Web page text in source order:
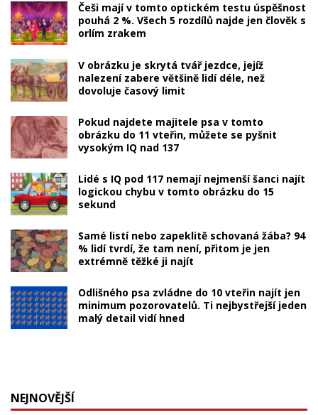
Češi mají v tomto optickém testu úspěšnost
pouhá 2 %. Všech 5 rozdílů najde jen člověk s
orlím zrakem
V obrázku je skrytá tvář jezdce, jejíž
nalezení zabere většině lidí déle, než
dovoluje časový limit
Pokud najdete majitele psa v tomto
obrázku do 11 vteřin, můžete se pyšnit
vysokým IQ nad 137
Lidé s IQ pod 117 nemají nejmenší šanci najít
logickou chybu v tomto obrázku do 15
sekund
Samé listí nebo zapeklitě schovaná žába? 94
% lidí tvrdí, že tam není, přitom je jen
extrémně těžké ji najít
Odlišného psa zvládne do 10 vteřin najít jen
minimum pozorovatelů. Ti nejbystřejší jeden
malý detail vidí hned
NEJNOVĚJŠÍ